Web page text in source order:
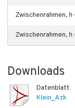
Zwischenrahmen,
Zwischenrahmen,
Downloads
Datenblatt
Klein_Azk